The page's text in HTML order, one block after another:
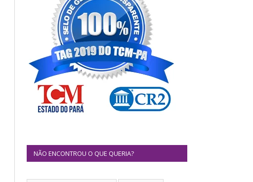
NÃO ENCONTROU O QUE QUERIA?